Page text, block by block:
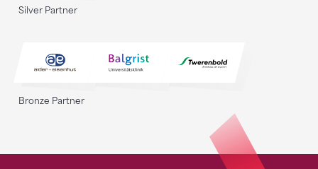
Silver Partner
Bronze Partner